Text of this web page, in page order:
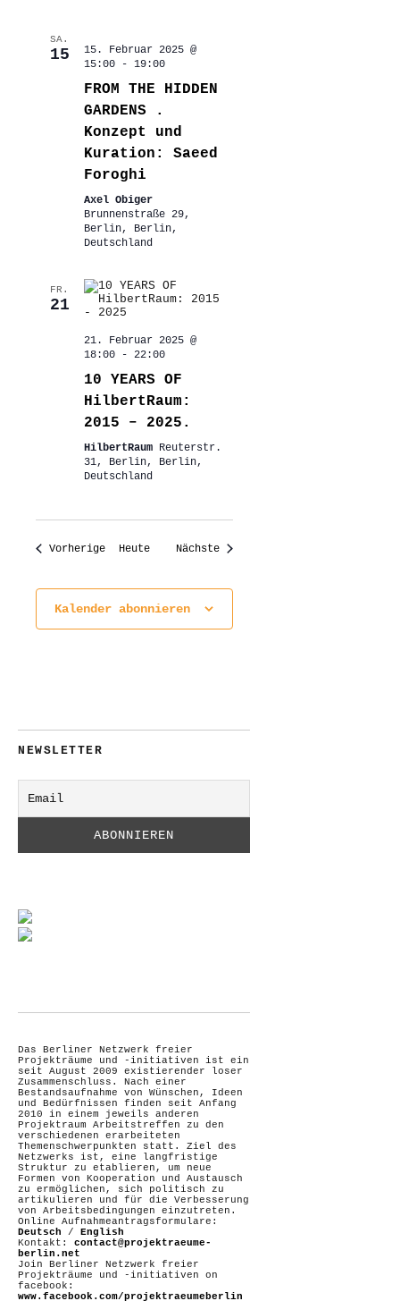
SA.
15
15. Februar 2025 @
15:00- 19:00
FROM THE HIDDEN
GARDENS .
Konzept und
Kuration: Saeed
Foroghi
Axel Obiger
Brunnenstraße 29,
Berlin, Berlin,
Deutschland
FR.
21
21. Februar 2025 @
18:00- 22:00
10 YEARS OF
HilbertRaum:
2015 – 2025.
HilbertRaum Reuterstr.
31, Berlin, Berlin,
Deutschland
VorherigeVeranstaltungen
Heute NächsteVeranstaltungen
Kalender abonnieren
NEWSLETTER
Das Berliner Netzwerk freier
Projekträume und -initiativen ist ein
seit August 2009 existierender loser
Zusammenschluss. Nach einer
Bestandsaufnahme von Wünschen, Ideen
und Bedürfnissen finden seit Anfang
2010 in einem jeweils anderen
Projektraum Arbeitstreffen zu den
verschiedenen erarbeiteten
Themenschwerpunkten statt. Ziel des
Netzwerks ist, eine langfristige
Struktur zu etablieren, um neue
Formen von Kooperation und Austausch
zu ermöglichen, sich politisch zu
artikulieren und für die Verbesserung
von Arbeitsbedingungen einzutreten.
Online Aufnahmeantragsformulare:
Deutsch / English
Kontakt: contact@projektraeume-
berlin.net
Join Berliner Netzwerk freier
Projekträume und -initiativen on
facebook:
www.facebook.com/projektraeumeberlin